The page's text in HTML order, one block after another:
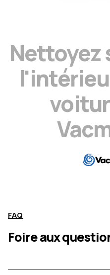
Nettoyez
l'intérieu
voitur
Vac
FAQ
Foire aux